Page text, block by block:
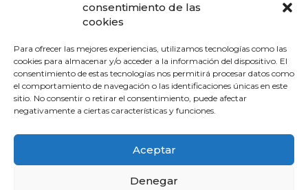
consentimiento de las
cookies
Para ofrecer las mejores experiencias, utilizamos tecnologías como las
cookies para almacenar y/o acceder a la información del dispositivo. El
consentimiento de estas tecnologías nos permitirá procesar datos como
el comportamiento de navegación o las identificaciones únicas en este
sitio. No consentir o retirar el consentimiento, puede afectar
negativamente a ciertas características y funciones.
Aceptar
Denegar
Pago seguro
Financiado por la Unión Europea -
NextGenerationEU
Diseño por Mike Alonso